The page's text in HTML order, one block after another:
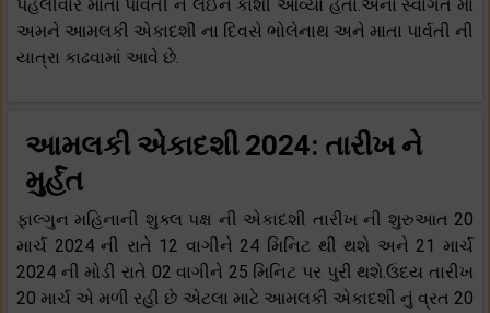
પેહલીવાર માતા પાર્વતી ને લઈને કાશી આવ્યા હતા.એના સ્વાગત માં
અમને આમલકી એકાદશી ના દિવસે ભોલેનાથ અને માતા પાર્વતી ની
યાત્રા કાઢવામાં આવે છે.
આમલકી એકાદશી 2024: તારીખ ને
મુર્હત
ફાલ્ગુન મહિનાની શુક્લ પક્ષ ની એકાદશી તારીખ ની શુરુઆત 20
માર્ચ 2024 ની રાતે 12 વાગીને 24 મિનિટ થી થશે અને 21 માર્ચ
2024 ની મોડી રાતે 02 વાગીને 25 મિનિટ પર પુરી થશે.ઉદય તારીખ
20 માર્ચ એ મળી રહી છે એટલા માટે આમલકી એકાદશી નું વ્રત 20